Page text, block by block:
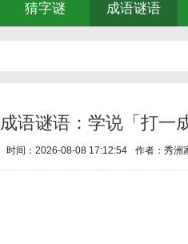
猜字谜 成语谜语
成语谜语：学说「打一
时间：2026-08-08 17:12:54 作者：秀洲